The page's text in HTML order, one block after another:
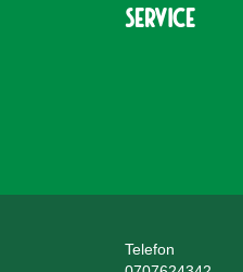
Service
Telefon